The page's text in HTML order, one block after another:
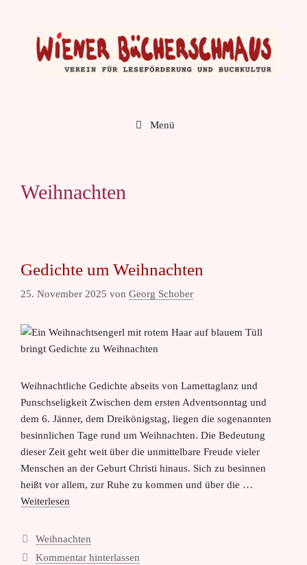
Menü
Weihnachten
Gedichte um Weihnachten
25. November 2025 von Georg Schober
Weihnachtliche Gedichte abseits von Lamettaglanz und
Punschseligkeit Zwischen dem ersten Adventsonntag und
dem 6. Jänner, dem Dreikönigstag, liegen die sogenannten
besinnlichen Tage rund um Weihnachten. Die Bedeutung
dieser Zeit geht weit über die unmittelbare Freude vieler
Menschen an der Geburt Christi hinaus. Sich zu besinnen
heißt vor allem, zur Ruhe zu kommen und über die …
Weiterlesen
Kategorien
Weihnachten
Kommentar hinterlassen